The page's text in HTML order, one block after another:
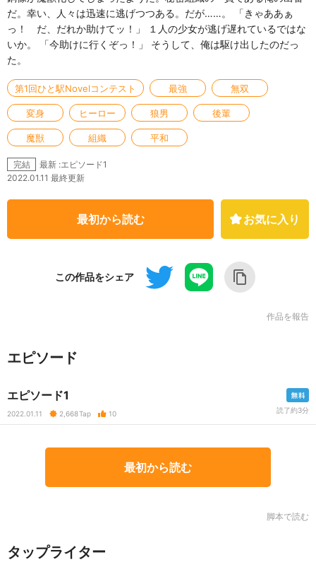
だ。幸い、人々は迅速に逃げつつある。だが……。 「きゃああぁ
っ！ だ、だれか助けてッ！」 １人の少女が逃げ遅れているではな
いか。 「今助けに行くぞっ！」 そうして、俺は駆け出したのだっ
た。
第1回ひと駅Novelコンテスト 最強 無双
変身 ヒーロー 狼男 後輩
魔獣 組織 平和
完結
最新 :エピソード1
2022.01.11 最終更新
最初から読む お気に入り
この作品をシェア
作品を報告
エピソード
エピソード1
2022.01.11 2,668Tap 10 読了約3分
最初から読む
脚本で読む
タップライター